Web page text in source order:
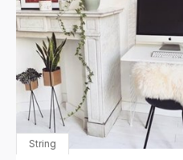
String